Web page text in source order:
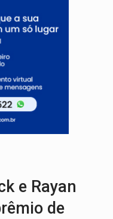
pela Shopee, mas
punição por abuso sexual contra
Retirada de fiação irregular avança no país e em PVH
homem ameaça matar sobrinha grávida e
e Rayan
de